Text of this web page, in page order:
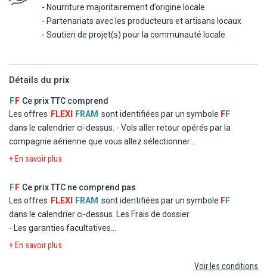
- Nourriture majoritairement d’origine locale
- Partenariats avec les producteurs et artisans locaux
- Soutien de projet(s) pour la communauté locale
Détails du prix
F F Ce prix TTC comprend
Les offres FLEXI FRAM sont identifiées par un symbole FF
dans le calendrier ci-dessus. - Vols aller retour opérés par la
compagnie aérienne que vous allez sélectionner
- Logement en chambre double standard dans les hôtels
- La formule Repas
- Les taxes d'aéroport et de solidarité
- Le transfert
+ En savoir plus
F F Ce prix TTC ne comprend pas
Les offres FLEXI FRAM sont identifiées par un symbole FF
dans le calendrier ci-dessus.
Les Frais de dossier
- Les garanties facultatives
- Les autres repas et les boissons
+ En savoir plus
Voir les conditions